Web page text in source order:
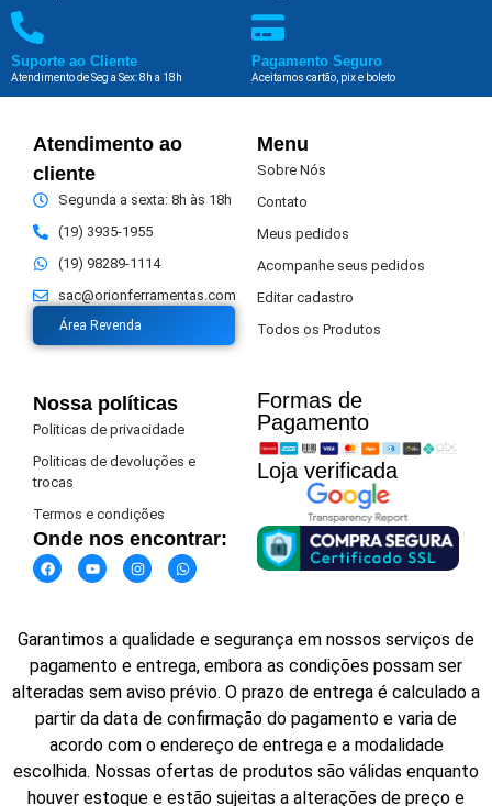
Suporte ao Cliente
Atendimento de Seg a Sex: 8h a 18h
Pagamento Seguro
Aceitamos cartão, pix e boleto
Atendimento ao
cliente
Segunda a sexta: 8h às 18h
(19) 3935-1955
(19) 98289-1114
sac@orionferramentas.com
Área Revenda
Menu
Sobre Nós
Contato
Meus pedidos
Acompanhe seus pedidos
Editar cadastro
Todos os Produtos
Nossa políticas
Politicas de privacidade
Politicas de devoluções e
trocas
Termos e condições
Onde nos encontrar:
Formas de
Pagamento​
Loja verificada
Garantimos a qualidade e segurança em nossos serviços de
pagamento e entrega, embora as condições possam ser
alteradas sem aviso prévio. O prazo de entrega é calculado a
partir da data de confirmação do pagamento e varia de
acordo com o endereço de entrega e a modalidade
escolhida. Nossas ofertas de produtos são válidas enquanto
houver estoque e estão sujeitas a alterações de preço e